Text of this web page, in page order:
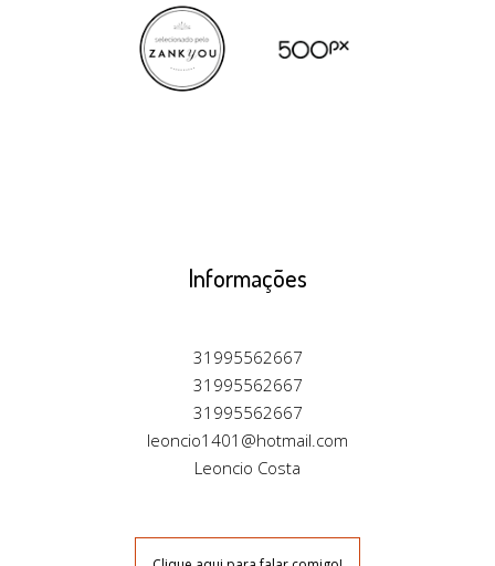
Informações
31995562667
31995562667
31995562667
leoncio1401@hotmail.com
Leoncio Costa